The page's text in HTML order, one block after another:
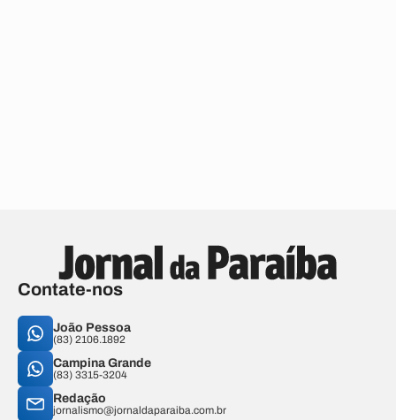
Contate-nos
João Pessoa
(83) 2106.1892
Campina Grande
(83) 3315-3204
Redação
jornalismo@jornaldaparaiba.com.br